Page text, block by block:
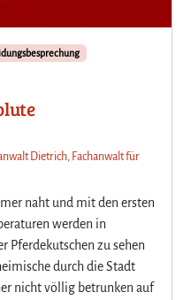
Dietrich, Fachanwalt für
naht und mit den ersten
werden in
Pferdekutschen zu sehen
durch die Stadt
nicht völlig betrunken auf